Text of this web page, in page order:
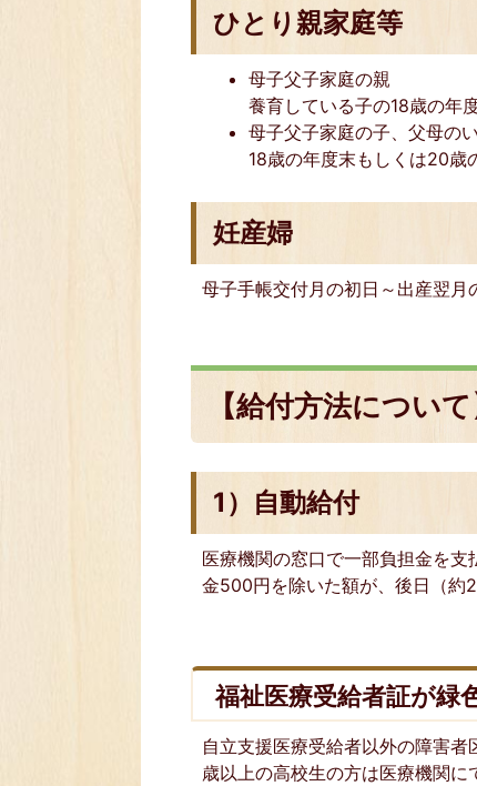
ひとり親家庭等
母子父子家庭の親
養育している子の18歳の年
母子父子家庭の子、父母の
18歳の年度末もしくは20歳
妊産婦
母子手帳交付月の初日～出産翌月
【給付方法について
1）自動給付
医療機関の窓口で一部負担金を
金500円を除いた額が、後日（約
福祉医療受給者証が緑
自立支援医療受給者以外の障害
歳以上の高校生の方は医療機関